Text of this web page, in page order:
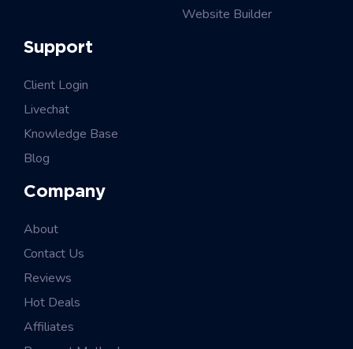
Website Builder
Support
Client Login
Livechat
Knowledge Base
Blog
Company
About
Contact Us
Reviews
Hot Deals
Affiliates